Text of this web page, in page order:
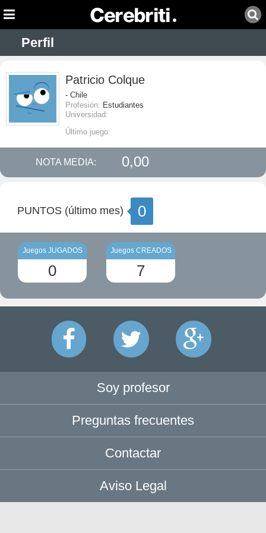
Perfil
Patricio Colque
- Chile
Profesión: Estudiantes
Universidad:
Último juego:
NOTA MEDIA: 0,00
PUNTOS (último mes) 0
Juegos JUGADOS
0
Juegos CREADOS
7
Soy profesor
Preguntas frecuentes
Contactar
Aviso Legal